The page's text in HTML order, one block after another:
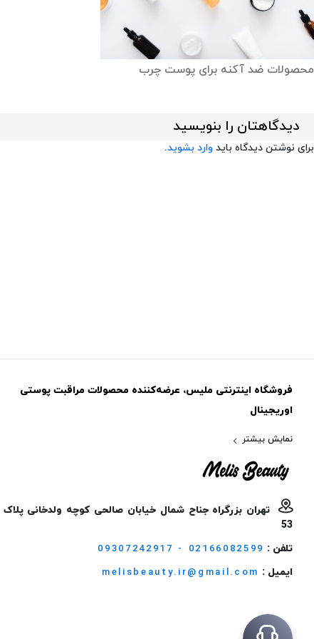
محصولات ضد آکنه برای پوست چرب
دیدگاهتان را بنویسید
برای نوشتن دیدگاه باید وارد بشوید.
فروشگاه اینترنتی ملیس، عرضه‌کننده محصولات مراقبت پوستی
اوریجینال
نمایش بیشتر
تهران بزرگراه جناح شمال خیابان صالحی کوچه ولدخانی پلاک
53
تلفن : 09307242917 - 02166082599
ایمیل : melisbeauty.ir@gmail.com